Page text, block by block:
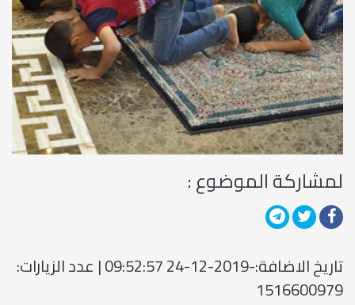
لمشاركة الموضوع :
تاريخ الاضافة:-2019-12-24 09:52:57 | عدد الزيارات:
1516600979